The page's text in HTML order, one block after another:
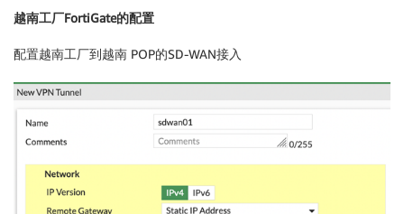
越南工厂FortiGate的配置
配置越南工厂到越南 POP的SD-WAN接入